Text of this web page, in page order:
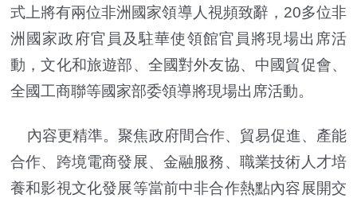
式上將有兩位非洲國家領導人視頻致辭，20多位非
洲國家政府官員及駐華使領館官員將現場出席活
動，文化和旅遊部、全國對外友協、中國貿促會、
全國工商聯等國家部委領導將現場出席活動。
內容更精準。聚焦政府間合作、貿易促進、產能
合作、跨境電商發展、金融服務、職業技術人才培
養和影視文化發展等當前中非合作熱點內容展開交